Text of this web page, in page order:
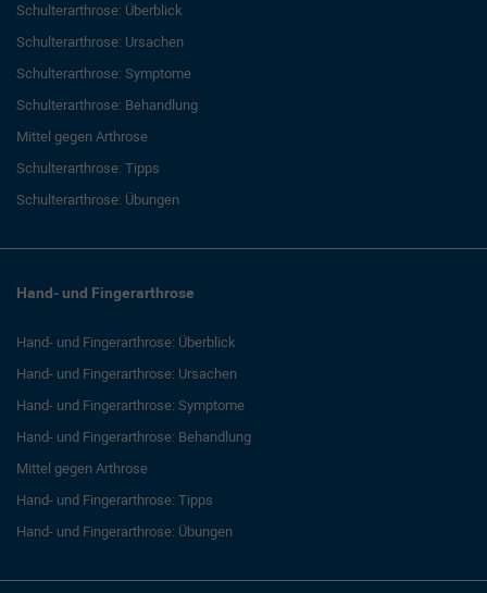
Schulterarthrose: Überblick
Schulterarthrose: Ursachen
Schulterarthrose: Symptome
Schulterarthrose: Behandlung
Mittel gegen Arthrose
Schulterarthrose: Tipps
Schulterarthrose: Übungen
Hand- und Fingerarthrose
Hand- und Fingerarthrose: Überblick
Hand- und Fingerarthrose: Ursachen
Hand- und Fingerarthrose: Symptome
Hand- und Fingerarthrose: Behandlung
Mittel gegen Arthrose
Hand- und Fingerarthrose: Tipps
Hand- und Fingerarthrose: Übungen